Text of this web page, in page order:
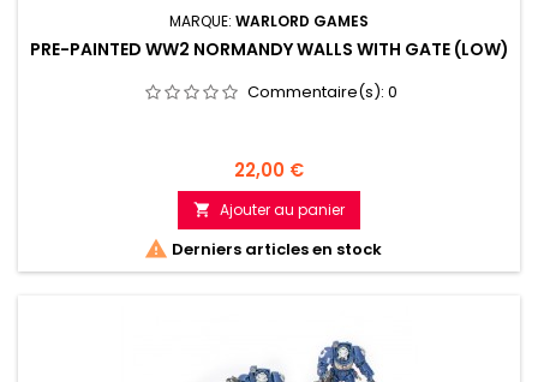
MARQUE: WARLORD GAMES
PRE-PAINTED WW2 NORMANDY WALLS WITH GATE (LOW)
Commentaire(s): 0
Prix
22,00 €
 Ajouter au panier
 Derniers articles en stock